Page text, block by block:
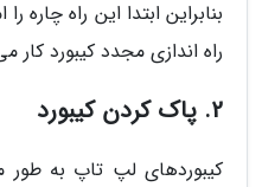
بنابراین ابتدا این راه چاره
راه اندازی مجدد کیبورد کار
2. پاک کردن کیبورد
کیبوردهای لپ تاپ به